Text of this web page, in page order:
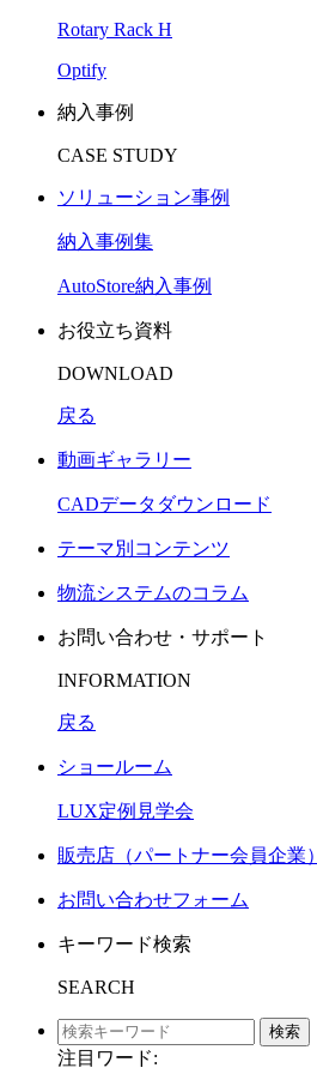
Rotary Rack H
Optify
納入事例
CASE STUDY
ソリューション事例
納入事例集
AutoStore納入事例
お役立ち資料
DOWNLOAD
戻る
動画ギャラリー
CADデータダウンロード
テーマ別コンテンツ
物流システムのコラム
お問い合わせ・サポート
INFORMATION
戻る
ショールーム
LUX定例見学会
販売店（パートナー会員企業）
お問い合わせフォーム
キーワード検索
SEARCH
検索
注目ワード: